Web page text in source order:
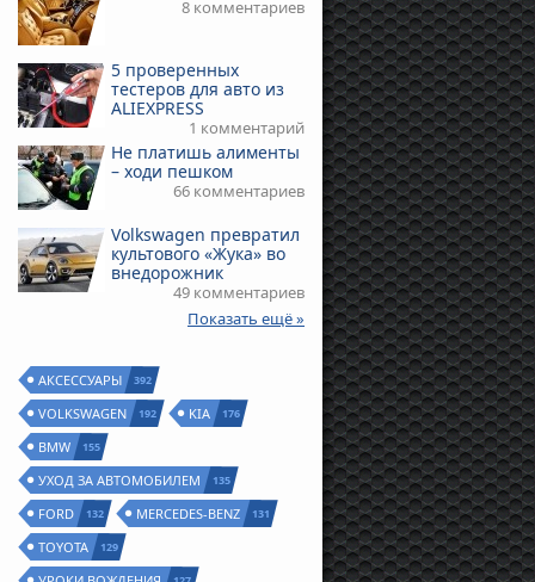
8 комментариев
5 проверенных
тестеров для авто из
ALIEXPRESS
1 комментарий
Не платишь алименты
– ходи пешком
66 комментариев
Volkswagen превратил
культового «Жука» во
внедорожник
49 комментариев
Показать ещё »
АКСЕССУАРЫ 392
VOLKSWAGEN 192 KIA 176
BMW 155
УХОД ЗА АВТОМОБИЛЕМ 135
FORD 132 MERCEDES-BENZ 131
TOYOTA 129